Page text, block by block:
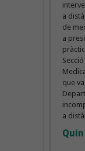
a
de
a
que
a